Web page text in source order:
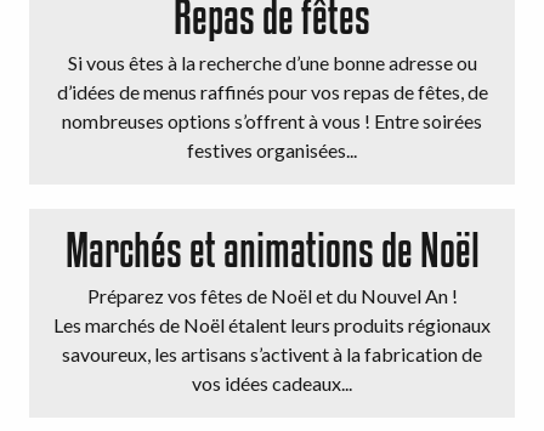
Repas de fêtes
Si vous êtes à la recherche d’une bonne adresse ou
d’idées de menus raffinés pour vos repas de fêtes, de
nombreuses options s’offrent à vous ! Entre soirées
festives organisées...
Marchés et animations de Noël
Préparez vos fêtes de Noël et du Nouvel An !
Les marchés de Noël étalent leurs produits régionaux
savoureux, les artisans s’activent à la fabrication de
vos idées cadeaux...